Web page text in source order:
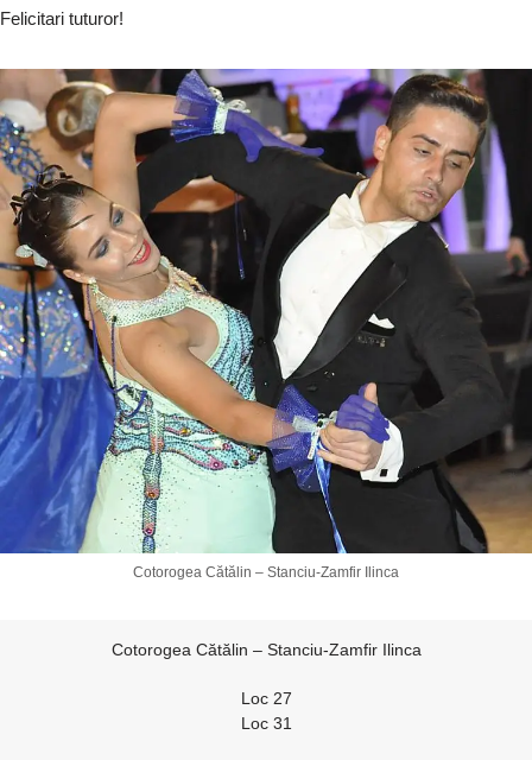
Felicitari tuturor!
Cotorogea Cătălin – Stanciu-Zamfir Ilinca
Cotorogea Cătălin – Stanciu-Zamfir Ilinca
Loc 27
Loc 31